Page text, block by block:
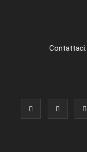
Contattaci: